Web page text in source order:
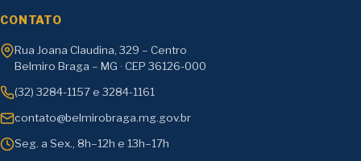
CONTATO
Rua Joana Claudina, 329 – Centro
Belmiro Braga – MG · CEP 36126-000
(32) 3284-1157 e 3284-1161
contato@belmirobraga.mg.gov.br
Seg. a Sex., 8h–12h e 13h–17h